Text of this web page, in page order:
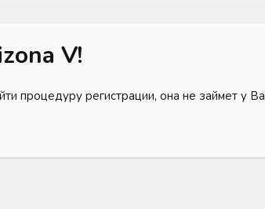
V!
процедуру регистрации, она не займет у